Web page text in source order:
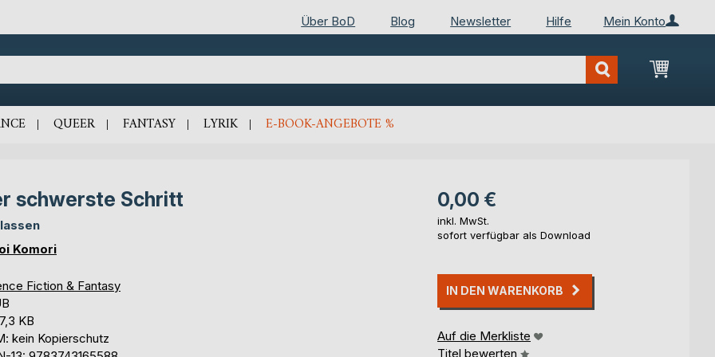
Mein Konto
Über BoD Blog Newsletter Hilfe
Mein
QUEER FANTASY LYRIK E-BOOK-ANGEBOTE %
schwerste Schritt
Komori
Fiction & Fantasy
KB
kein Kopierschutz
0,00 €
inkl. MwSt.
sofort verfügbar als Download
IN DEN WARENKORB
Auf die Merkliste
Titel bewerten